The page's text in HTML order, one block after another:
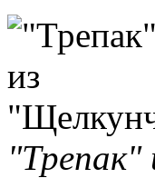
"Трепак"